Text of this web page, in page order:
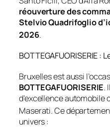
réouverture des
Stelvio Quadrifoglio
2026.
BOTTEGAFUORISERIE
Bruxelles est aussi
BOTTEGAFUORISERIE.
d’excellence automobile
Maserati. Ce
univers :